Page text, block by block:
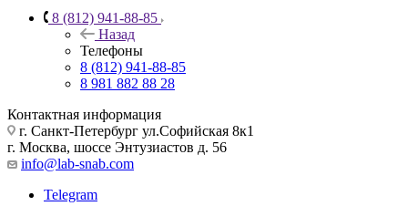
8 (812) 941-88-85
Назад
Телефоны
8 (812) 941-88-85
8 981 882 88 28
Контактная информация
г. Санкт-Петербург ул.Софийская 8к1
г. Москва, шоссе Энтузиастов д. 56
info@lab-snab.com
Telegram